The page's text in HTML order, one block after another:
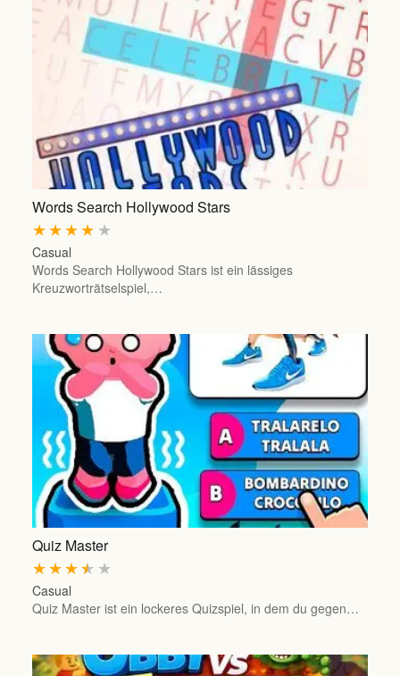
Words Search Hollywood Stars
★
★
★
★
★
Casual
Words Search Hollywood Stars ist ein lässiges
Kreuzworträtselspiel,…
Quiz Master
★
★
★
★
★
Casual
Quiz Master ist ein lockeres Quizspiel, in dem du gegen…